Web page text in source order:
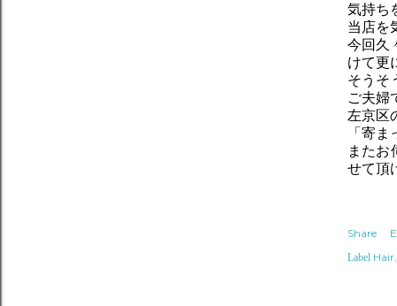
気持ち
当店を
今回久
けて更
そうそ
ご夫婦
左京区
「寄
またお
せて頂
Share
Label Hair